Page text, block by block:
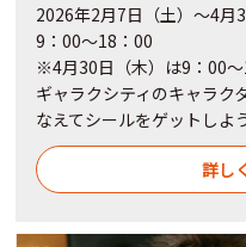
2026年2月7日（土）～4月
9：00～18：00
※4月30日（木）は9：00
ギャラクシティのキャラク
なえてシールをゲットしよ
詳し